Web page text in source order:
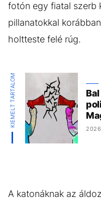
fotón egy fiatal szerb
pillanatokkal
holtteste felé rúg.
KIEMELT TARTALOM
A katonáknak az